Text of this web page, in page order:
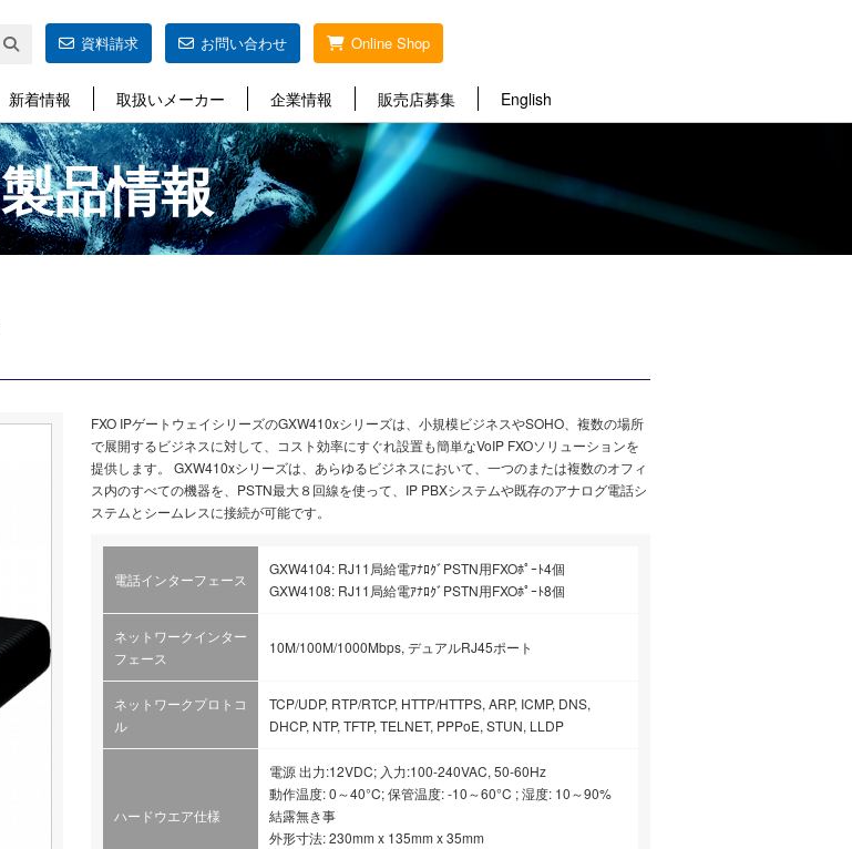
資料請求 お問い合わせ Online Shop
新着情報 取扱いメーカー 企業情報 販売店募集 English
製品情報
FXO IPゲートウェイシリーズのGXW410xシリーズは、小規模ビジネスやSOHO、複数の場所
で展開するビジネスに対して、コスト効率にすぐれ設置も簡単なVoIP FXOソリューションを
提供します。 GXW410xシリーズは、あらゆるビジネスにおいて、一つのまたは複数のオフィ
ス内のすべての機器を、PSTN最大８回線を使って、IP PBXシステムや既存のアナログ電話シ
ステムとシームレスに接続が可能です。
電話インターフェース
GXW4104: RJ11局給電ｱﾅﾛｸﾞPSTN用FXOﾎﾟｰﾄ4個
GXW4108: RJ11局給電ｱﾅﾛｸﾞPSTN用FXOﾎﾟｰﾄ8個
ネットワークインター
フェース
10M/100M/1000Mbps, デュアルRJ45ポート
ネットワークプロトコ
ル
TCP/UDP, RTP/RTCP, HTTP/HTTPS, ARP, ICMP, DNS,
DHCP, NTP, TFTP, TELNET, PPPoE, STUN, LLDP
ハードウエア仕様
電源 出力:12VDC; 入力:100-240VAC, 50-60Hz
動作温度: 0～40°C; 保管温度: -10～60°C ; 湿度: 10～90%
結露無き事
外形寸法: 230mm x 135mm x 35mm